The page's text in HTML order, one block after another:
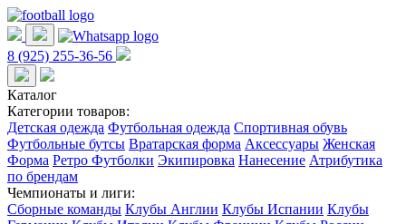
8 (925) 255-36-56
Каталог
Категории товаров:
Детская одежда Футбольная одежда Спортивная обувь
Футбольные бутсы Вратарская форма Аксессуары Женская
Форма Ретро Футболки Экипировка Нанесение Атрибутика
по брендам
Чемпионаты и лиги:
Сборные команды Клубы Англии Клубы Испании Клубы